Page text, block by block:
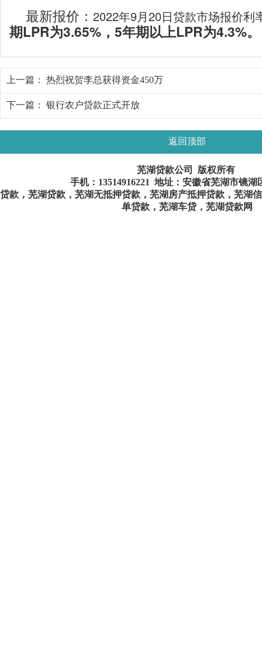
最新报价： 2022年9月20日贷款市场报价利
期LPR为3.65%，5年期以上LPR为4.3%。
上一篇： 热烈祝贺李总获得资金450万
下一篇： 银行农户贷款正式开放
返回顶部
芜湖贷款公司 版权所有
手机： 13514916221 地址：安徽省芜湖市镜湖
贷款，芜湖贷款，芜湖无抵押贷款，芜湖房产抵押贷款，芜湖
单贷款，芜湖车贷，芜湖贷款网